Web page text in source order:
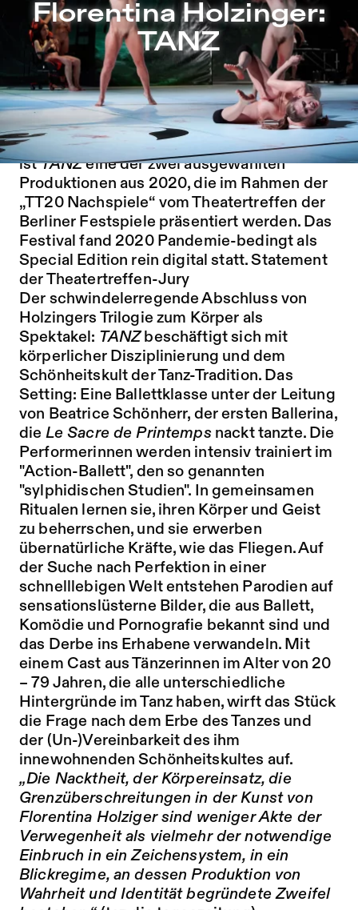
Zu Programm springen
Zu Aktuelles springen
Zu Seiten springen
Florentina Holzinger: TANZ – Sophiensæle | Freies
Florentina Holzinger:
TANZ
2020 zählteTANZzu den zehn
ausgewählten Theaterproduktionen des
Theatertreffens der Berliner Festspiele. Nun
istTANZeine der zwei ausgewählten
Produktionen aus 2020, die im Rahmen der
„TT20 Nachspiele“ vom Theatertreffen der
Berliner Festspiele präsentiert werden. Das
Festival fand 2020 Pandemie-bedingt als
Special Edition rein digital statt.Statement
der Theatertreffen-Jury
Der schwindelerregende Abschluss von
Holzingers Trilogie zum Körper als
Spektakel: TANZbeschäftigt sich mit
körperlicher Disziplinierung und dem
Schönheitskult der Tanz-Tradition. Das
Setting: Eine Ballettklasse unter der Leitung
von Beatrice Schönherr, der ersten Ballerina,
die Le Sacre de Printempsnackt tanzte. Die
Performerinnen werden intensiv trainiert im
"Action-Ballett", den so genannten
"sylphidischen Studien". In gemeinsamen
Ritualen lernen sie, ihren Körper und Geist
zu beherrschen, und sie erwerben
übernatürliche Kräfte, wie das Fliegen. Auf
der Suche nach Perfektion in einer
schnelllebigen Welt entstehen Parodien auf
sensationslüsterne Bilder, die aus Ballett,
Komödie und Pornografie bekannt sind und
das Derbe ins Erhabene verwandeln. Mit
einem Cast aus Tänzerinnen im Alter von 20
– 79 Jahren, die alle unterschiedliche
Hintergründe im Tanz haben, wirft das Stück
die Frage nach dem Erbe des Tanzes und
der (Un-)Vereinbarkeit des ihm
innewohnenden Schönheitskultes auf.
„Die Nacktheit, der Körpereinsatz, die
Grenzüberschreitungen in der Kunst von
Florentina Holziger sind weniger Akte der
Verwegenheit als vielmehr der notwendige
Einbruch in ein Zeichensystem, in ein
Blickregime, an dessen Produktion von
Wahrheit und Identität begründete Zweifel